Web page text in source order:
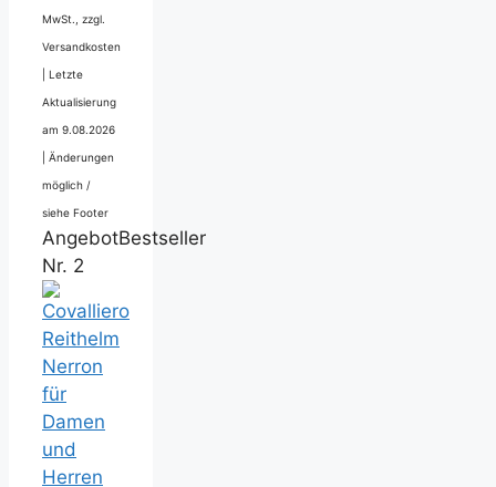
MwSt., zzgl.
Versandkosten
Letzte
Aktualisierung
am 9.08.2026
Änderungen
möglich /
siehe Footer
AngebotBestseller
Nr. 2